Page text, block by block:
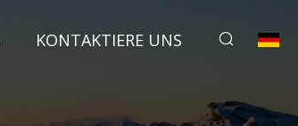
KONTAKTIERE UNS